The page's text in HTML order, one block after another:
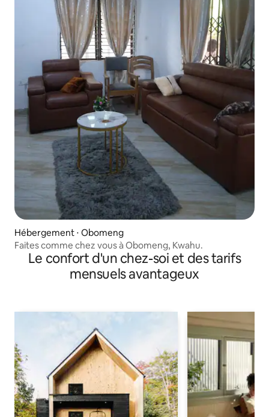
Hébergement ⋅ Obomeng
Faites comme chez vous à Obomeng, Kwahu.
Le confort d'un chez-soi et des tarifs
mensuels avantageux